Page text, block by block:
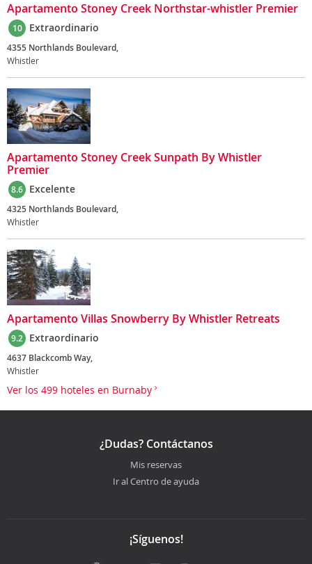
Apartamento Stoney Creek Northstar-whistler Premier
10 Extraordinario
4355 Northlands Boulevard,
Whistler
Apartamento Stoney Creek Sunpath By Whistler
Premier
8.6 Excelente
4325 Northlands Boulevard,
Whistler
Apartamento Villas Snowberry By Whistler Retreats
9.2 Extraordinario
4637 Blackcomb Way,
Whistler
Ver los 499 hoteles en Burnaby
¿Dudas? Contáctanos
Mis reservas
Ir al Centro de ayuda
¡Síguenos!